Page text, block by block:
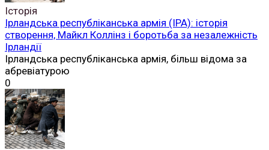
Історія
Ірландська республіканська армія (ІРА): історія
створення, Майкл Коллінз і боротьба за незалежність
Ірландії
Ірландська республіканська армія, більш відома за
абревіатурою
0